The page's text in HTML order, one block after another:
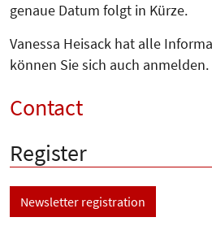
genaue Datum folgt in Kürze.
Vanessa Heisack hat alle
können Sie sich auch
Contact
Register
Newsletter registration